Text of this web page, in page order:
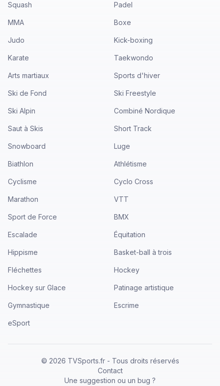
Squash Padel
MMA Boxe
Judo Kick-boxing
Karate Taekwondo
Arts martiaux Sports d'hiver
Ski de Fond Ski Freestyle
Ski Alpin Combiné Nordique
Saut à Skis Short Track
Snowboard Luge
Biathlon Athlétisme
Cyclisme Cyclo Cross
Marathon VTT
Sport de Force BMX
Escalade Équitation
Hippisme Basket-ball à trois
Fléchettes Hockey
Hockey sur Glace Patinage artistique
Gymnastique Escrime
eSport
© 2026 TVSports.fr - Tous droits réservés
Contact
Une suggestion ou un bug ?